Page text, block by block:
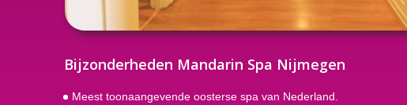
Bijzonderheden Mandarin Spa Nijmegen
Meest toonaangevende oosterse spa van Nederland.